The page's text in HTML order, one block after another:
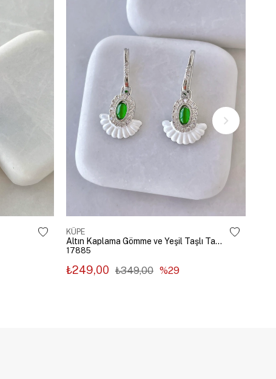
KÜPE
Altın Kaplama Gömme ve Yeşil Taşlı Tasarım Küpe Gümüş
17885
₺249,00 ₺349,00 %29